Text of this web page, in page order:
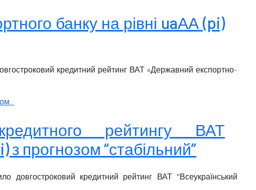
банку на рівні uaАА (pi)
кредитний рейтинг ВАТ «Державний експортно-
рейтингу ВАТ
з прогнозом “стабільний”
довгостроковий кредитний рейтинг ВАТ "Всеукраїнський